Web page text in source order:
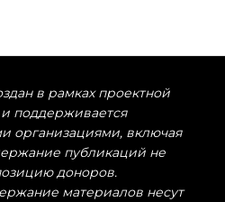
в рамках проектной
поддерживается
организациями, включая
публикаций не
доноров.
материалов несут